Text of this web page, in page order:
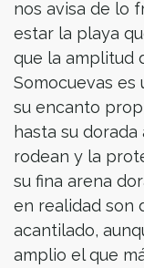
nos avisa de lo
estar la playa
que la amplitud
Somocuevas es
su encanto
hasta su
rodean y la
su fina arena
en realidad son
acantilado,
amplio el que